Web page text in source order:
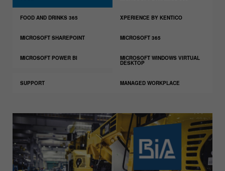
FOOD AND DRINKS 365 XPERIENCE BY KENTICO
MICROSOFT SHAREPOINT MICROSOFT 365
MICROSOFT POWER BI MICROSOFT WINDOWS VIRTUAL
DESKTOP
SUPPORT MANAGED WORKPLACE